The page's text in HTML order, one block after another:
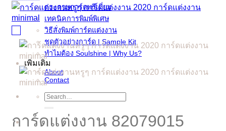
กระดาษการ์ดพรีเมี่ยม
เทคนิคการพิมพ์พิเศษ
วิธีสั่งพิมพ์การ์ดแต่งงาน
ชุดตัวอย่างการ์ด | Sample Kit
ทำไมต้อง Soulshine | Why Us?
เพิ่มเติม
About
Contact
Search
for:
การ์ดแต่งงาน 82079015